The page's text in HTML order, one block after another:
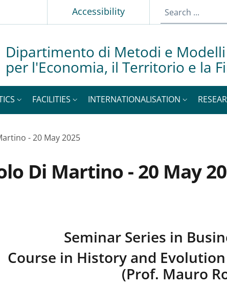
Accessibility
Dipartimento di Metodi e Modelli
per l'Economia, il Territorio e la
FACILITIES INTERNATIONALISATION
- 20 May 2025
Di Martino - 20 May
Seminar Series in
Course in History and
(Prof. Mauro